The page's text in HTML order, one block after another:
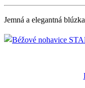
Jemná a elegantná